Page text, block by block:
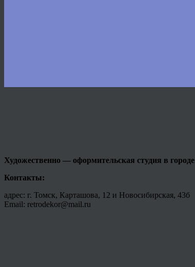
Художественно — оформительская студия в городе
Контакты:
адрес: г. Томск, Карташова, 12 и Новосибирская, 43б
Email: retrodekor@mail.ru